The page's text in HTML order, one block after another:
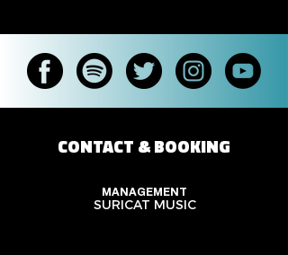
CONTACT & BOOKING
MANAGEMENT
SURICAT MUSIC